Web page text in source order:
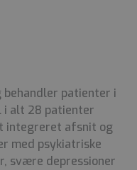
patienter i
i alt 28 patienter
integreret afsnit og
med psykiatriske
svære depressioner